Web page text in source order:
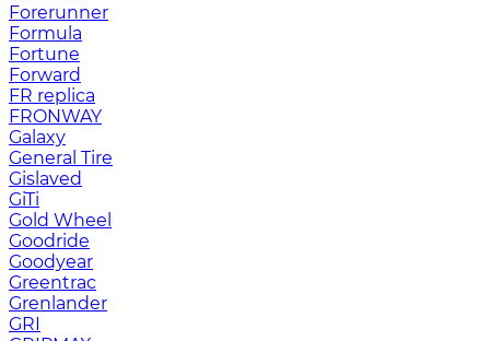
Forerunner
Formula
Fortune
Forward
FR replica
FRONWAY
Galaxy
General Tire
Gislaved
GiTi
Gold Wheel
Goodride
Goodyear
Greentrac
Grenlander
GRI